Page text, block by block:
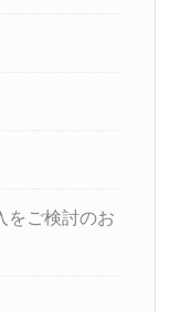
をご検討のお